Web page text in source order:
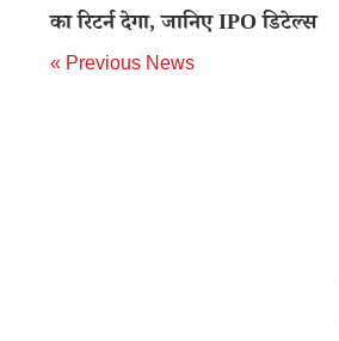
का रिटर्न देगा, जानिए IPO डिटेल्स
« Previous News